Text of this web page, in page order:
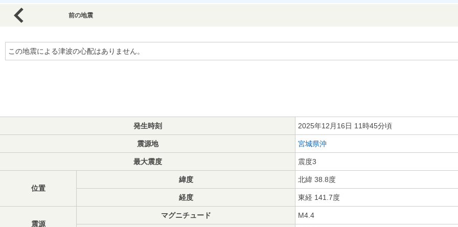
前の地震
この地震による津波の心配はありません。
発生時刻 2025年12月16日 11時45分頃
震源地 宮城県沖
最大震度 震度3
位置
緯度 北緯 38.8度
経度 東経 141.7度
震源
マグニチュード M4.4